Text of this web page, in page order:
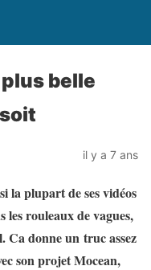
belle
il y a 7 ans
la plupart de ses vidéos
les rouleaux de vagues,
Ca donne un truc assez
son projet Mocean,